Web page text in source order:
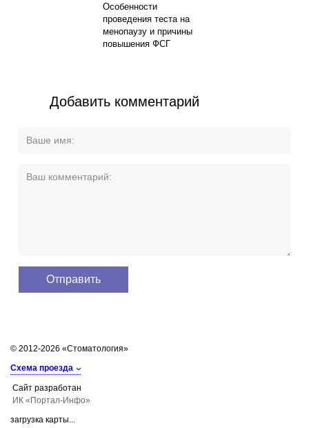
Особенности
проведения теста на
менопаузу и причины
повышения ФСГ
Добавить комментарий
© 2012-2026 «Стоматология»
Схема проезда
Сайт разработан
ИК «Портал-Инфо»
загрузка карты...